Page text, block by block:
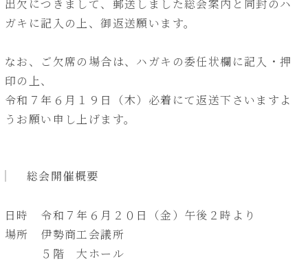
出欠につきまして、郵送しました総会案内と同封のハ
ガキに記入の上、御返送願います。
なお、ご欠席の場合は、ハガキの委任状欄に記入・押
印の上、
令和７年６月１９日（木）必着にて返送下さいますよ
うお願い申し上げます。
総会開催概要
日時 令和７年６月２０日（金）午後２時より
場所 伊勢商工会議所
５階 大ホール